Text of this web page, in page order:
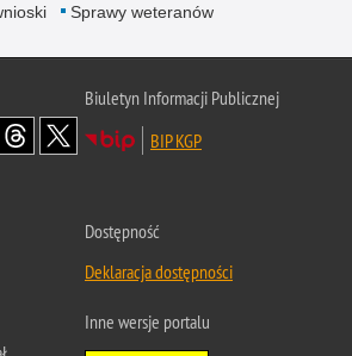
Sprawy weteranów
Biuletyn Informacji Publicznej
BIP KGP
Dostępność
Deklaracja dostępności
Inne wersje portalu